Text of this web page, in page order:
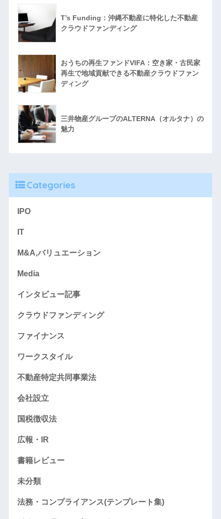
T’s Funding：沖縄不動産に特化した不動産
クラウドファンディング
おうちの再生ファンドVIFA：空き家・古民家
再生で地域貢献できる不動産クラウドファン
ディング
三井物産グループのALTERNA（オルタナ）の
魅力
Categories
IPO
IT
M&A,バリュエーション
Media
インタビュー記事
クラウドファンディング
ファイナンス
ワークスタイル
不動産特定共同事業法
会社設立
国税徴収法
広報・IR
書籍レビュー
未分類
法務・コンプライアンス(テンプレート集)